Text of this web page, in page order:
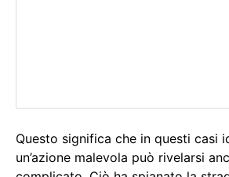
Questo significa che in questi casi
un’azione malevola può rivelarsi